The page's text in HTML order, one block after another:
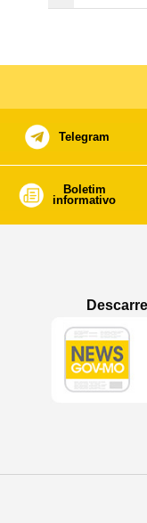
Telegram
Boletim
informativo